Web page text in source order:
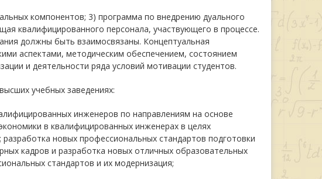
компонентов; 3) программа по внедрению дуального
квалифицированного персонала, участвующего в процессе.
должны быть взаимосвязаны. Концептуальная
аспектами, методическим обеспечением, состоянием
и деятельности ряда условий мотивации студентов.
учебных заведениях:
инженеров по направлениям на основе
в квалифицированных инженерах в целях
новых профессиональных стандартов подготовки
кадров и разработка новых отличных образовательных
стандартов и их модернизация;